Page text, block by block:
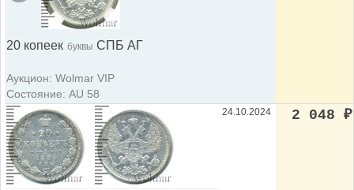
20 копеек буквы СПБ АГ
Аукцион: Wolmar VIP
Состояние: AU 58
24.10.2024 2 048 ₽